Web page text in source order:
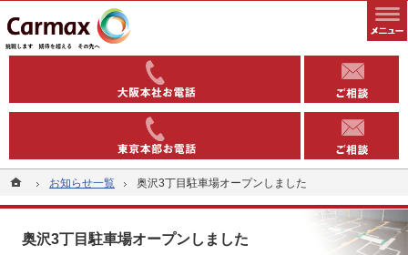
ホームお知らせ一覧 奥沢3丁目駐車場オープンしました
奥沢3丁目駐車場オープンしました
全国1000以上の実績有り。コインパーキングや駐車場への土地活用なら当社へ。
安定収益を得る土地活用方法（コインパーキング・駐車場）なら東洋カーマックス
06-6363-
03-5543-
ホームお知らせ一覧 奥沢3丁目駐車場オープンしました